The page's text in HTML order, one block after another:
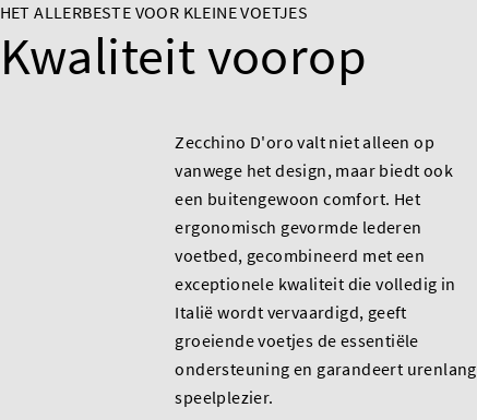
HET ALLERBESTE VOOR KLEINE VOETJES
Kwaliteit voorop
Zecchino D'oro valt niet alleen op
vanwege het design, maar biedt ook
een buitengewoon comfort. Het
ergonomisch gevormde lederen
voetbed, gecombineerd met een
exceptionele kwaliteit die volledig in
Italië wordt vervaardigd, geeft
groeiende voetjes de essentiële
ondersteuning en garandeert urenlang
speelplezier.